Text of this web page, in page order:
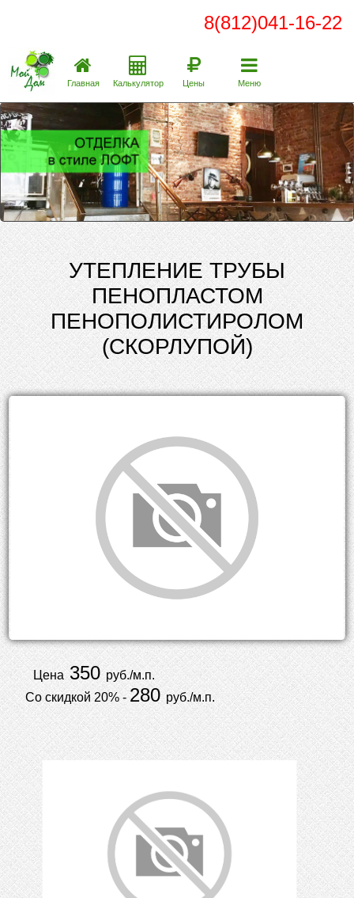
8(812)041-16-22
Главная Калькулятор Цены Меню
УТЕПЛЕНИЕ ТРУБЫ
ПЕНОПЛАСТОМ
ПЕНОПОЛИСТИРОЛОМ
(СКОРЛУПОЙ)
Цена350руб./м.п.
Со скидкой 20% -280руб./м.п.